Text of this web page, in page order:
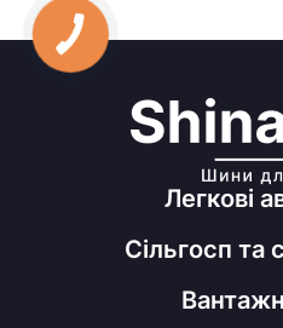
Легкові
Сільгосп та